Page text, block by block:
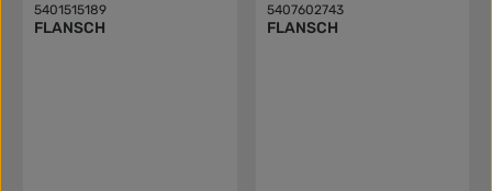
5401515189
FLANSCH
5407602743
FLANSCH